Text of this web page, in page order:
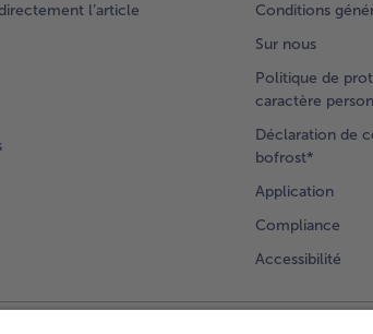
l’article
Conditions
Sur nous
Politique de
caractère
Déclaration de
bofrost*
Application
Compliance
Accessibilité